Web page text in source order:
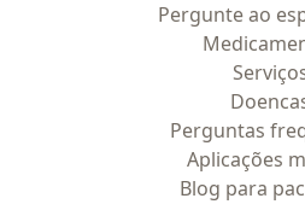
Pergunte ao
Perguntas
Aplicações
Blog para